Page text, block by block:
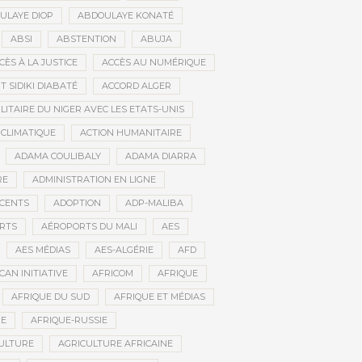
DIOP ABDOULAYE KONATÉ
ABSI ABSTENTION ABUJA
À LA JUSTICE ACCÈS AU NUMÉRIQUE
SIDIKI DIABATÉ ACCORD ALGER
DU NIGER AVEC LES ETATS-UNIS
ACTION HUMANITAIRE
ADAMA COULIBALY ADAMA DIARRA
ADMINISTRATION EN LIGNE
ADOPTION ADP-MALIBA
AÉROPORTS DU MALI AES
AES MÉDIAS AES-ALGÉRIE AFD
INITIATIVE AFRICOM AFRIQUE
AFRIQUE DU SUD AFRIQUE ET MÉDIAS
AFRIQUE-RUSSIE
AGRICULTURE AFRICAINE